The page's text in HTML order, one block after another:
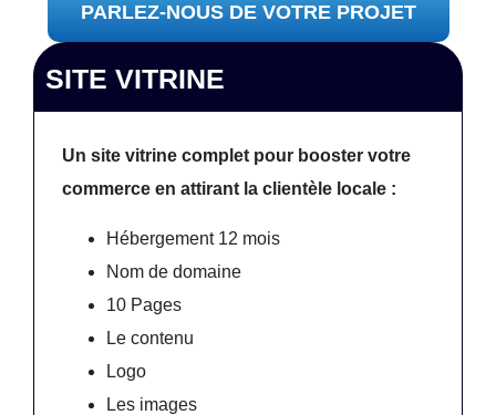
PARLEZ-NOUS DE VOTRE PROJET
SITE VITRINE
Un site vitrine complet pour booster votre
commerce en attirant la clientèle locale :
Hébergement 12 mois
Nom de domaine
10 Pages
Le contenu
Logo
Les images